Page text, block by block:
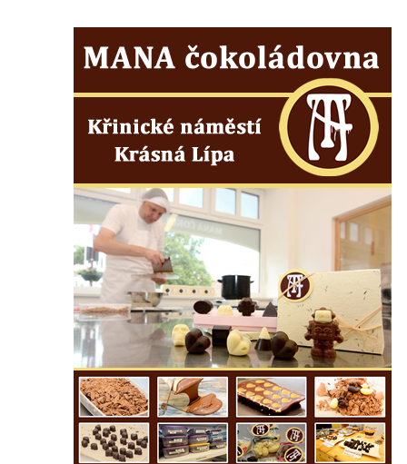
Zvonice u starého židovského hřbitova v
Roudnici nad Labem
Zvonice Levín
Dřevěná zvonice Lomnice nad Popelkou